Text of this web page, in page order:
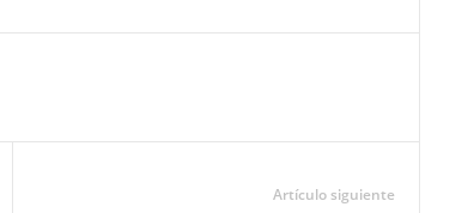
Artículo siguiente